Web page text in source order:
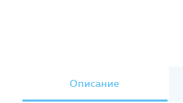
Описание